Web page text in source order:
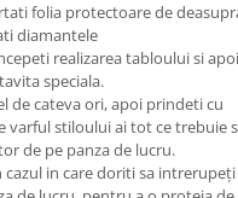
folia protectoare de
diamantele
realizarea tabloului si apoi
speciala.
de cateva ori, apoi prindeti cu
varful stiloului ai tot ce trebuie
de pe panza de lucru.
in care doriti sa intrerupeți